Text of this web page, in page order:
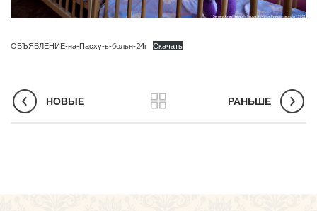
ОБЪЯВЛЕНИЕ-на-Пасху-в-больн-24г Скачать
НОВЫЕ РАНЬШЕ